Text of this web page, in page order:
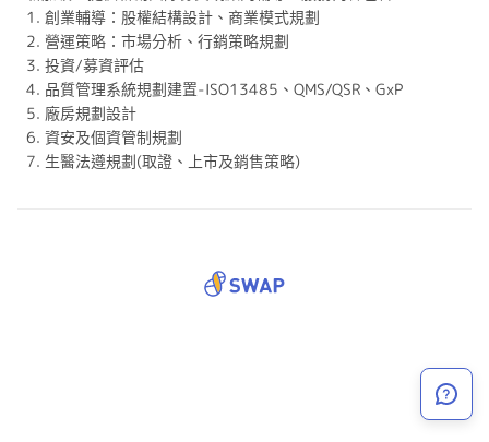
1. 創業輔導：股權結構設計、商業模式規劃
2. 營運策略：市場分析、行銷策略規劃
3. 投資/募資評估
4. 品質管理系統規劃建置-ISO13485、QMS/QSR、GxP
5. 廠房規劃設計
6. 資安及個資管制規劃
7. 生醫法遵規劃(取證、上市及銷售策略)